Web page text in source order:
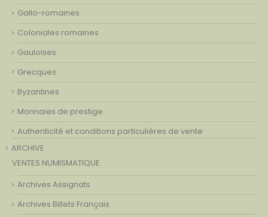
Gallo-romaines
Coloniales romaines
Gauloises
Grecques
Byzantines
Monnaies de prestige
Authenticité et conditions particulières de vente
ARCHIVE
VENTES NUMISMATIQUE
Archives Assignats
Archives Billets Français